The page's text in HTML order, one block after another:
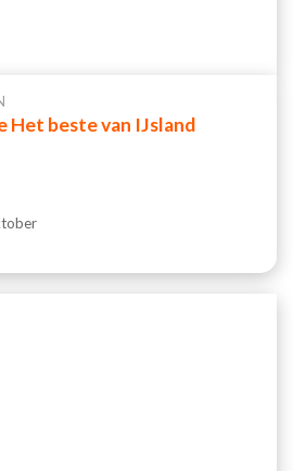
Het beste van IJsland